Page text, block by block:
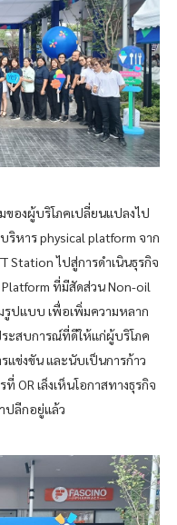
องผู้บริโภคเปลี่ยนแปลงไป
ริหาร physical platform จาก
Station ไปสู่การดำเนินธุรกิจ
ที่มีสัดส่วน Non-oil
รูปแบบ เพื่อเพิ่มความหลาก
ะสบการณ์ที่ดีให้แก่ผู้บริโภค
แข่งขัน และนับเป็นการก้าว
OR เล็งเห็นโอกาสทางธุรกิจ
ปลีกอยู่แล้ว